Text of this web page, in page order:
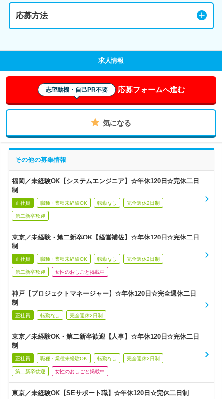
応募方法
求人情報
志望動機・自己PR不要 応募フォームへ進む
気になる
その他の募集情報
福岡／未経験OK【システムエンジニア】☆年休120日☆完休二日
制
正社員 職種・業種未経験OK 転勤なし 完全週休2日制
第二新卒歓迎
東京／未経験・第二新卒OK【経営補佐】☆年休120日☆完休二日
制
正社員 職種・業種未経験OK 転勤なし 完全週休2日制
第二新卒歓迎 女性のおしごと掲載中
神戸【プロジェクトマネージャー】☆年休120日☆完全週休二日
制
正社員 転勤なし 完全週休2日制
東京／未経験OK・第二新卒歓迎【人事】☆年休120日☆完休二日
制
正社員 職種・業種未経験OK 転勤なし 完全週休2日制
第二新卒歓迎 女性のおしごと掲載中
東京／未経験OK【SEサポート職】☆年休120日☆完休二日制